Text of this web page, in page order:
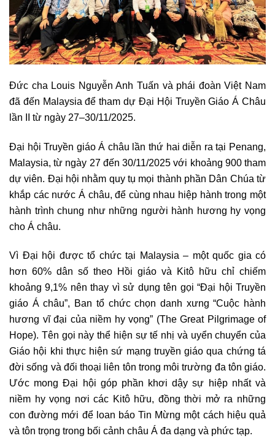
Đức cha Louis Nguyễn Anh Tuấn và phái đoàn Việt Nam
đã đến Malaysia để tham dự Đại Hội Truyền Giáo Á Châu
lần II từ ngày 27–30/11/2025.
Đại hội Truyền giáo Á châu lần thứ hai diễn ra tại Penang,
Malaysia, từ ngày 27 đến 30/11/2025 với khoảng 900 tham
dự viên. Đại hội nhằm quy tụ mọi thành phần Dân Chúa từ
khắp các nước Á châu, để cùng nhau hiệp hành trong một
hành trình chung như những người hành hương hy vọng
cho Á châu.
Vì Đại hội được tổ chức tại Malaysia – một quốc gia có
hơn 60% dân số theo Hồi giáo và Kitô hữu chỉ chiếm
khoảng 9,1% nên thay vì sử dụng tên gọi “Đại hội Truyền
giáo Á châu”, Ban tổ chức chọn danh xưng “Cuộc hành
hương vĩ đại của niềm hy vọng” (The Great Pilgrimage of
Hope). Tên gọi này thể hiện sự tế nhị và uyển chuyển của
Giáo hội khi thực hiện sứ mạng truyền giáo qua chứng tá
đời sống và đối thoại liên tôn trong môi trường đa tôn giáo.
Ước mong Đại hội góp phần khơi dậy sự hiệp nhất và
niềm hy vọng nơi các Kitô hữu, đồng thời mở ra những
con đường mới để loan báo Tin Mừng một cách hiệu quả
và tôn trọng trong bối cảnh châu Á đa dạng và phức tạp.